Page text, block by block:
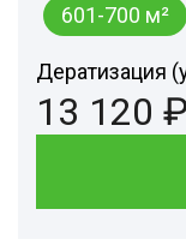
601-700 м²
Дератизация
13 120 ₽